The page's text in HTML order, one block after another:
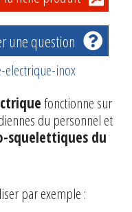
une question
fonctionne sur
du personnel et
squelettiques du
par exemple :